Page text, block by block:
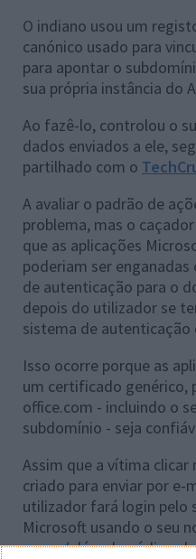
O indiano usou um
canónico usado para
para apontar o
sua própria instância do
Ao fazê-lo, controlou o
dados enviados a ele,
partilhado com o
A avaliar o padrão de
problema, mas o
que as aplicações
poderiam ser
de autenticação para o
depois do utilizador se
sistema de autenticação
Isso ocorre porque as
um certificado
office.com - incluindo o
subdomínio - seja
Assim que a vítima
criado para enviar por e-
utilizador fará login pelo
Microsoft usando o seu
passe (além do código